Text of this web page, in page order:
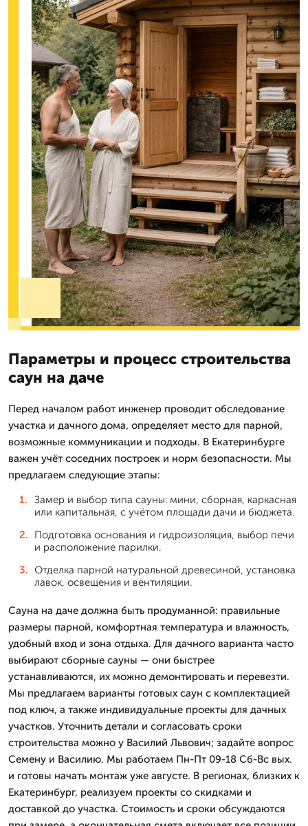
Параметры и процесс строительства
саун на даче
Перед началом работ инженер проводит обследование
участка и дачного дома, определяет место для парной,
возможные коммуникации и подходы. В Екатеринбурге
важен учёт соседних построек и норм безопасности. Мы
предлагаем следующие этапы:
Замер и выбор типа сауны: мини, сборная, каркасная
или капитальная, с учётом площади дачи и бюджета.
Подготовка основания и гидроизоляция, выбор печи
и расположение парилки.
Отделка парной натуральной древесиной, установка
лавок, освещения и вентиляции.
Сауна на даче должна быть продуманной: правильные
размеры парной, комфортная температура и влажность,
удобный вход и зона отдыха. Для дачного варианта часто
выбирают сборные сауны — они быстрее
устанавливаются, их можно демонтировать и перевезти.
Мы предлагаем варианты готовых саун с комплектацией
под ключ, а также индивидуальные проекты для дачных
участков. Уточнить детали и согласовать сроки
строительства можно у Василий Львович; задайте вопрос
Семену и Василию. Мы работаем Пн-Пт 09-18 Сб-Вс вых.
и готовы начать монтаж уже августе. В регионах, близких к
Екатеринбург, реализуем проекты со скидками и
доставкой до участка. Стоимость и сроки обсуждаются